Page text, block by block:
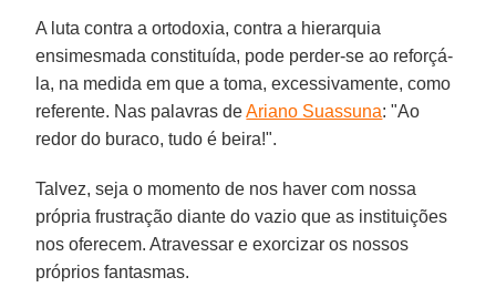
A luta contra a ortodoxia, contra a hierarquia
ensimesmada constituída, pode perder-se ao reforçá-
la, na medida em que a toma, excessivamente, como
referente. Nas palavras deAriano Suassuna: "Ao
redor do buraco, tudo é beira!".
Talvez, seja o momento de nos haver com nossa
própria frustração diante do vazio que as instituições
nos oferecem. Atravessar e exorcizar os nossos
próprios fantasmas.